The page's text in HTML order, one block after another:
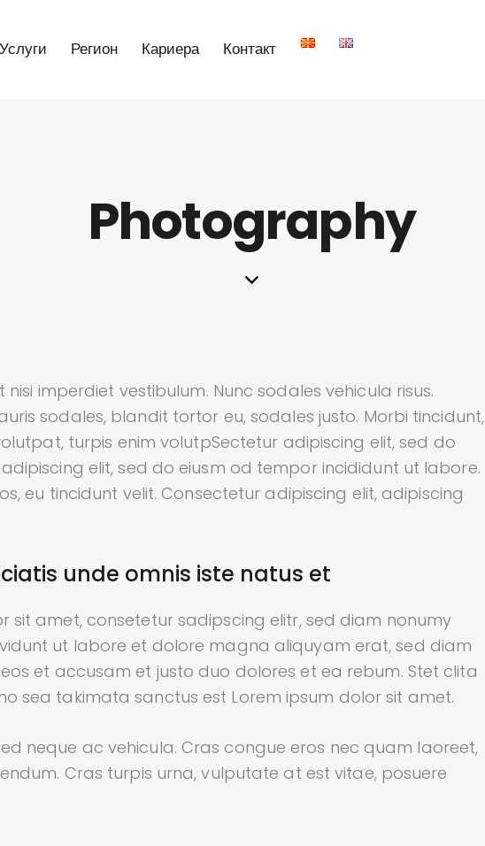
Услуги Регион Кариера Контакт
Photography
nisi imperdiet vestibulum. Nunc sodales vehicula risus.
sodales, blandit tortor eu, sodales justo. Morbi tincidunt,
turpis enim volutpSectetur adipiscing elit, sed do
elit, sed do eiusm od tempor incididunt ut labore.
eu tincidunt velit. Consectetur adipiscing elit, adipiscing
unde omnis iste natus et
sit amet, consetetur sadipscing elitr, sed diam nonumy
ut labore et dolore magna aliquyam erat, sed diam
et accusam et justo duo dolores et ea rebum. Stet clita
sea takimata sanctus est Lorem ipsum dolor sit amet.
neque ac vehicula. Cras congue eros nec quam laoreet,
Cras turpis urna, vulputate at est vitae, posuere